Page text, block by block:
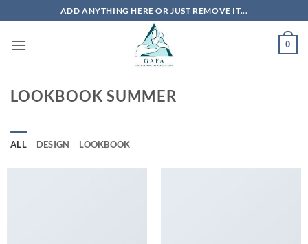
to
content
ADD ANYTHING HERE OR JUST REMOVE IT...
0
LOOKBOOK SUMMER
ALL DESIGN LOOKBOOK